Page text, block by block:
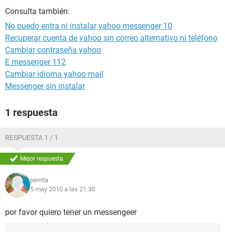
Consulta también:
No puedo entra ni instalar yahoo messenger 10
Recuperar cuenta de yahoo sin correo alternativo ni teléfono
Cambiar contraseña yahoo
E messenger 112
Cambiar idioma yahoo mail
Messenger sin instalar
1 respuesta
RESPUESTA 1 / 1
Mejor respuesta
perrita
5 may 2010 a las 21:30
por favor quiero tener un messengeer